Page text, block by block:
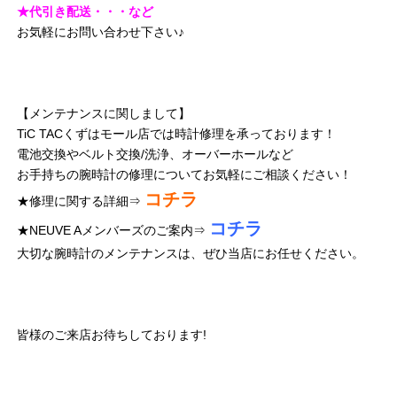
★代引き配送・・・など
お気軽にお問い合わせ下さい♪
【メンテナンスに関しまして】
TiC TACくずはモール店では時計修理を承っております！
電池交換やベルト交換/洗浄、オーバーホールなど
お手持ちの腕時計の修理についてお気軽にご相談ください！
★修理に関する詳細⇒ コチラ
★NEUVE Aメンバーズのご案内⇒ コチラ
大切な腕時計のメンテナンスは、ぜひ当店にお任せください。
皆様のご来店お待ちしております!